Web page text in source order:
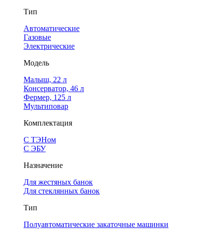
Тип
Автоматические
Газовые
Электрические
Модель
Малыш, 22 л
Консерватор, 46 л
Фермер, 125 л
Мультиповар
Комплектация
С ТЭНом
С ЭБУ
Назначение
Для жестяных банок
Для стеклянных банок
Тип
Полуавтоматические закаточные машинки